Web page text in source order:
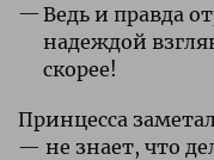
Ведь и правда
надеждой
скорее!
Принцесса
— не знает, что